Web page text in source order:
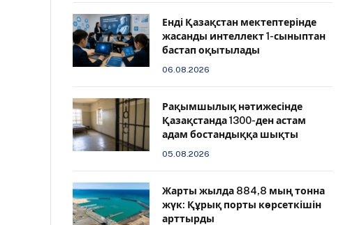
️Енді Қазақстан мектептерінде
жасанды интеллект 1-сыныптан
бастап оқытылады
06.08.2026
Рақымшылық нәтижесінде
Қазақстанда 1300-ден астам
адам бостандыққа шықты
05.08.2026
Жарты жылда 884,8 мың тонна
жүк: Құрық порты көрсеткішін
арттырды